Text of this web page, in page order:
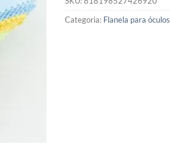
Categoria: Flanela para óculos